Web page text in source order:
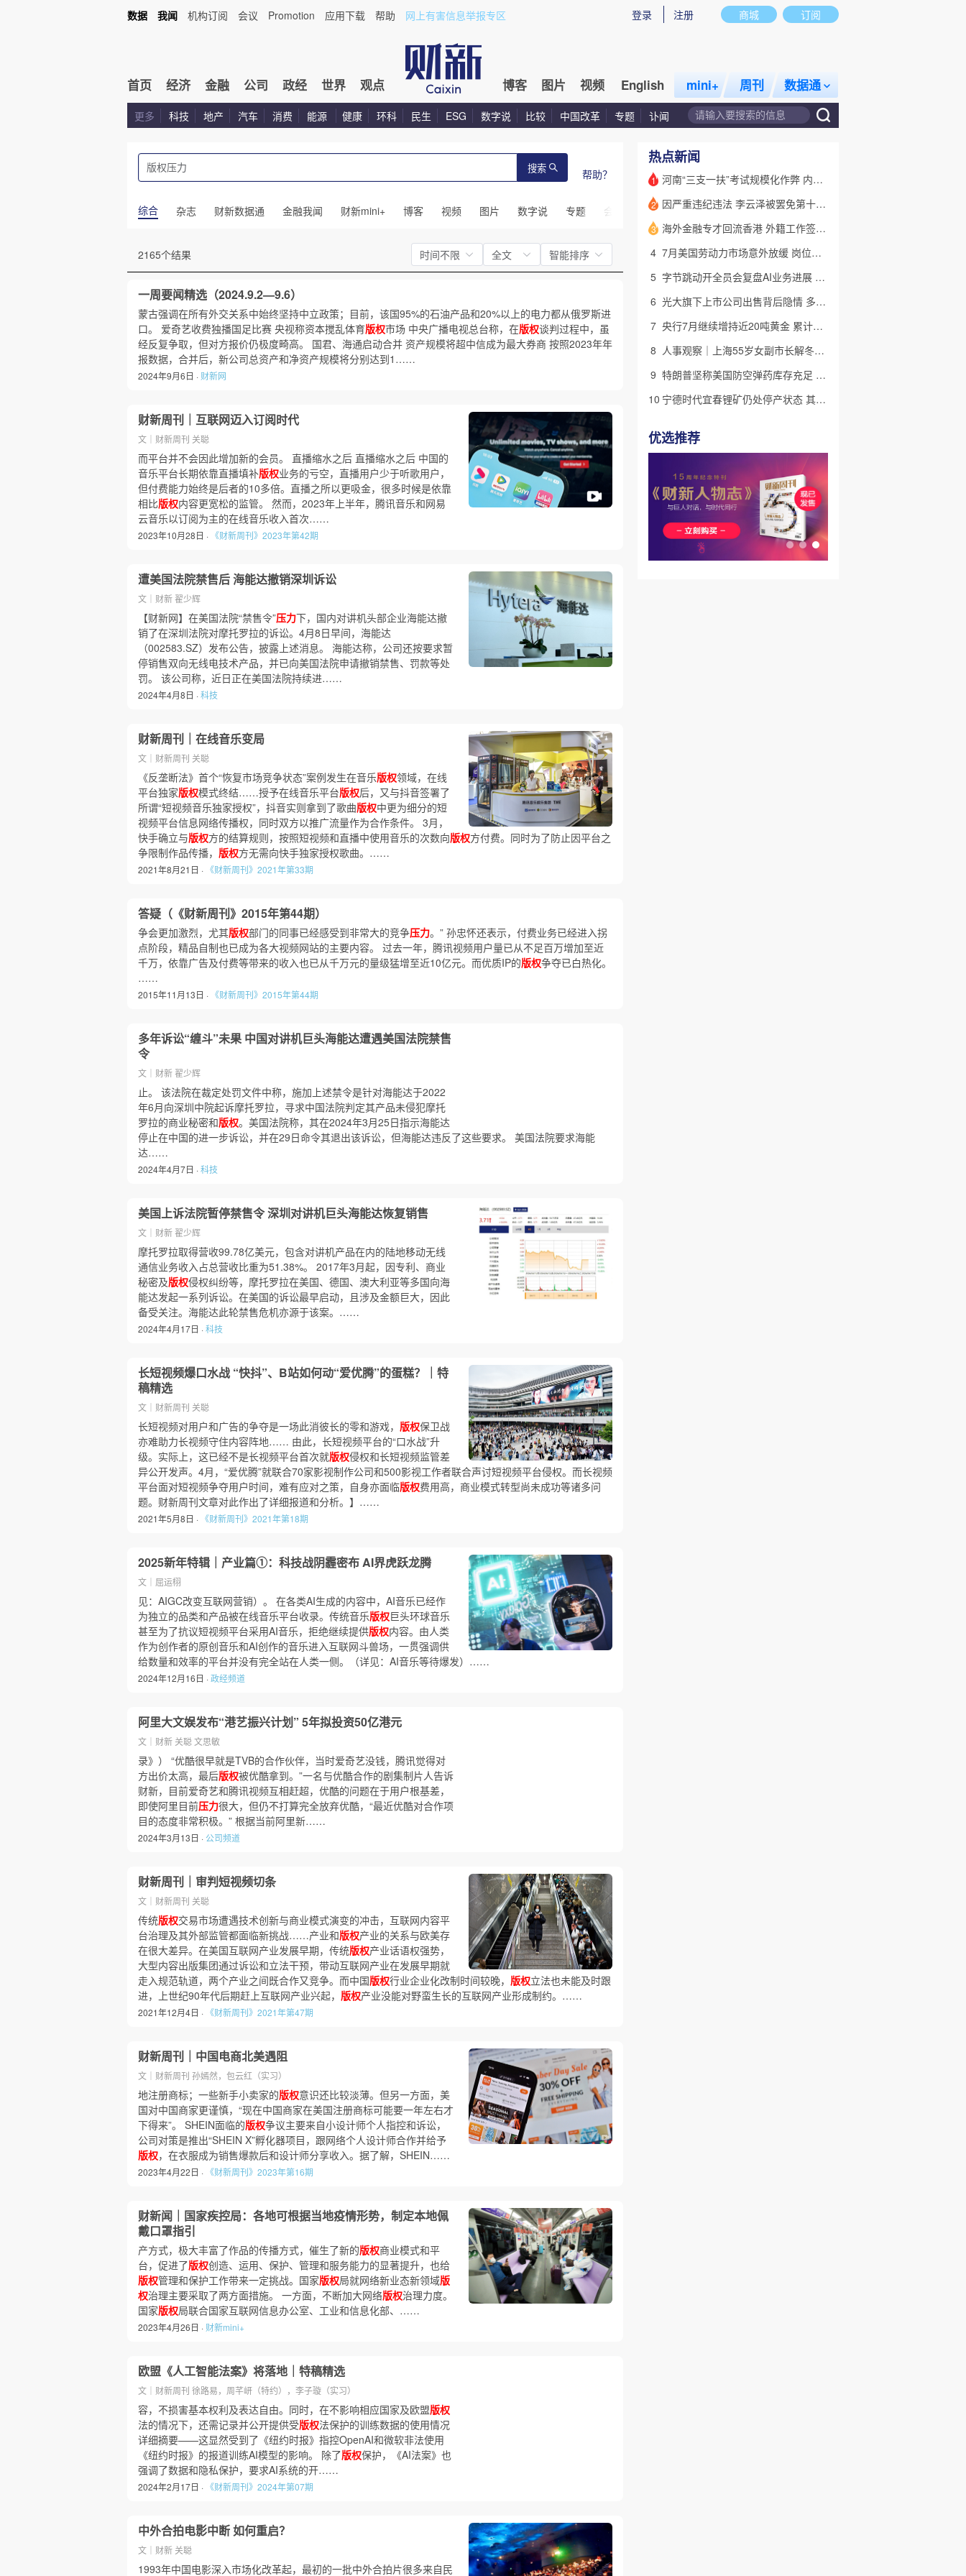
商城 订阅
登录 注册
数据 我闻 机构订阅 会议 Promotion 应用下载 帮助 网上有害信息举报专区
首页 经济 金融 公司 政经 世界 观点 博客 图片 视频 English mini+ 周刊 数据通
更多 科技 地产 汽车 消费 能源 健康 环科 民生 ESG 数字说 比较 中国改革 专题 讣闻
搜索 帮助？
综合 杂志 财新数据通 金融我闻 财新mini+ 博客 视频 图片 数字说 专题 会议 话题 特别呈现 私房课
2165个结果 时间不限 全文 智能排序
一周要闻精选（2024.9.2—9.6）
蒙古强调在所有外交关系中始终坚持中立政策；目前，该国95%的石油产品和20%以上的电力都从俄罗斯进
口。 爱奇艺收费独播国足比赛 央视称资本搅乱体育版权市场 中央广播电视总台称，在版权谈判过程中，虽
经反复争取，但对方报价仍极度畸高。 国君、海通启动合并 资产规模将超中信成为最大券商 按照2023年年
报数据，合并后，新公司总资产和净资产规模将分别达到1……
2024年9月6日 · 财新网
财新周刊｜互联网迈入订阅时代
文｜财新周刊 关聪
而平台并不会因此增加新的会员。 直播缩水之后 直播缩水之后 中国的
音乐平台长期依靠直播填补版权业务的亏空，直播用户少于听歌用户，
但付费能力始终是后者的10多倍。直播之所以更吸金，很多时候是依靠
相比版权内容更宽松的监管。 然而，2023年上半年，腾讯音乐和网易
云音乐以订阅为主的在线音乐收入首次……
2023年10月28日 · 《财新周刊》2023年第42期
遭美国法院禁售后 海能达撤销深圳诉讼
文｜财新 翟少辉
【财新网】在美国法院“禁售令”压力下，国内对讲机头部企业海能达撤
销了在深圳法院对摩托罗拉的诉讼。4月8日早间，海能达
（002583.SZ）发布公告，披露上述消息。 海能达称，公司还按要求暂
停销售双向无线电技术产品，并已向美国法院申请撤销禁售、罚款等处
罚。 该公司称，近日正在美国法院持续进……
2024年4月8日 ·科技
财新周刊｜在线音乐变局
文｜财新周刊 关聪
《反垄断法》首个“恢复市场竞争状态”案例发生在音乐版权领域，在线
平台独家版权模式终结……授予在线音乐平台版权后，又与抖音签署了
所谓“短视频音乐独家授权”，抖音实则拿到了歌曲版权中更为细分的短
视频平台信息网络传播权，同时双方以推广流量作为合作条件。 3月，
快手确立与版权方的结算规则，按照短视频和直播中使用音乐的次数向版权方付费。同时为了防止因平台之
争限制作品传播， 版权方无需向快手独家授权歌曲。……
2021年8月21日 · 《财新周刊》2021年第33期
答疑（《财新周刊》2015年第44期）
争会更加激烈，尤其版权部门的同事已经感受到非常大的竞争压力。” 孙忠怀还表示，付费业务已经进入拐
点阶段，精品自制也已成为各大视频网站的主要内容。 过去一年，腾讯视频用户量已从不足百万增加至近
千万，依靠广告及付费等带来的收入也已从千万元的量级猛增至近10亿元。而优质IP的版权争夺已白热化。
……
2015年11月13日 · 《财新周刊》2015年第44期
多年诉讼“缠斗”未果 中国对讲机巨头海能达遭遇美国法院禁售
令
文｜财新 翟少辉
止。 该法院在裁定处罚文件中称，施加上述禁令是针对海能达于2022
年6月向深圳中院起诉摩托罗拉，寻求中国法院判定其产品未侵犯摩托
罗拉的商业秘密和版权。美国法院称，其在2024年3月25日指示海能达
停止在中国的进一步诉讼，并在29日命令其退出该诉讼，但海能达违反了这些要求。 美国法院要求海能
达……
2024年4月7日 ·科技
美国上诉法院暂停禁售令 深圳对讲机巨头海能达恢复销售
文｜财新 翟少辉
摩托罗拉取得营收99.78亿美元，包含对讲机产品在内的陆地移动无线
通信业务收入占总营收比重为51.38%。 2017年3月起，因专利、商业
秘密及版权侵权纠纷等，摩托罗拉在美国、德国、澳大利亚等多国向海
能达发起一系列诉讼。在美国的诉讼最早启动，且涉及金额巨大，因此
备受关注。海能达此轮禁售危机亦源于该案。……
2024年4月17日 ·科技
长短视频爆口水战 “快抖”、B站如何动“爱优腾”的蛋糕？｜特
稿精选
文｜财新周刊 关聪
长短视频对用户和广告的争夺是一场此消彼长的零和游戏， 版权保卫战
亦难助力长视频守住内容阵地…… 由此，长短视频平台的“口水战”升
级。实际上，这已经不是长视频平台首次就版权侵权和长短视频监管差
异公开发声。4月，“爱优腾”就联合70家影视制作公司和500影视工作者联合声讨短视频平台侵权。而长视频
平台面对短视频争夺用户时间，难有应对之策，自身亦面临版权费用高，商业模式转型尚未成功等诸多问
题。财新周刊文章对此作出了详细报道和分析。】……
2021年5月8日 · 《财新周刊》2021年第18期
2025新年特辑｜产业篇①：科技战阴霾密布 AI界虎跃龙腾
文｜屈运栩
见：AIGC改变互联网营销）。 在各类AI生成的内容中，AI音乐已经作
为独立的品类和产品被在线音乐平台收录。传统音乐版权巨头环球音乐
甚至为了抗议短视频平台采用AI音乐，拒绝继续提供版权内容。由人类
作为创作者的原创音乐和AI创作的音乐进入互联网斗兽场，一贯强调供
给数量和效率的平台并没有完全站在人类一侧。（详见：AI音乐等待爆发）……
2024年12月16日 ·政经频道
阿里大文娱发布“港艺振兴计划” 5年拟投资50亿港元
文｜财新 关聪 文思敏
录》） “优酷很早就是TVB的合作伙伴，当时爱奇艺没钱，腾讯觉得对
方出价太高，最后版权被优酷拿到。”一名与优酷合作的剧集制片人告诉
财新，目前爱奇艺和腾讯视频互相赶超，优酷的问题在于用户根基差，
即使阿里目前压力很大，但仍不打算完全放弃优酷，“最近优酷对合作项
目的态度非常积极。” 根据当前阿里新……
2024年3月13日 · 公司频道
财新周刊｜审判短视频切条
文｜财新周刊 关聪
传统版权交易市场遭遇技术创新与商业模式演变的冲击，互联网内容平
台治理及其外部监管都面临新挑战……产业和版权产业的关系与欧美存
在很大差异。在美国互联网产业发展早期，传统版权产业话语权强势，
大型内容出版集团通过诉讼和立法干预，带动互联网产业在发展早期就
走入规范轨道，两个产业之间既合作又竞争。而中国版权行业企业化改制时间较晚， 版权立法也未能及时跟
进，上世纪90年代后期赶上互联网产业兴起， 版权产业没能对野蛮生长的互联网产业形成制约。……
2021年12月4日 · 《财新周刊》2021年第47期
财新周刊｜中国电商北美遇阻
文｜财新周刊 孙嫣然，包云红（实习）
地注册商标；一些新手小卖家的版权意识还比较淡薄。但另一方面，美
国对中国商家更谨慎，“现在中国商家在美国注册商标可能要一年左右才
下得来”。 SHEIN面临的版权争议主要来自小设计师个人指控和诉讼，
公司对策是推出“SHEIN X”孵化器项目，跟网络个人设计师合作并给予
版权，在衣服成为销售爆款后和设计师分享收入。据了解，SHEIN……
2023年4月22日 · 《财新周刊》2023年第16期
财新闻｜国家疾控局：各地可根据当地疫情形势，制定本地佩
戴口罩指引
产方式，极大丰富了作品的传播方式，催生了新的版权商业模式和平
台，促进了版权创造、运用、保护、管理和服务能力的显著提升，也给
版权管理和保护工作带来一定挑战。国家版权局就网络新业态新领域版
权治理主要采取了两方面措施。 一方面，不断加大网络版权治理力度。
国家版权局联合国家互联网信息办公室、工业和信息化部、……
2023年4月26日 · 财新mini+
欧盟《人工智能法案》将落地｜特稿精选
文｜财新周刊 徐路易，周芊岍（特约），李子璇（实习）
容，不损害基本权利及表达自由。同时，在不影响相应国家及欧盟版权
法的情况下，还需记录并公开提供受版权法保护的训练数据的使用情况
详细摘要——这显然受到了《纽约时报》指控OpenAI和微软非法使用
《纽约时报》的报道训练AI模型的影响。 除了版权保护，《AI法案》也
强调了数据和隐私保护，要求AI系统的开……
2024年2月17日 · 《财新周刊》2024年第07期
中外合拍电影中断 如何重启？
文｜财新 关聪
1993年中国电影深入市场化改革起，最初的一批中外合拍片很多来自民
热点新闻
1 河南“三支一扶”考试规模化作弊 内外勾结提前获取试卷
2 因严重违纪违法 李云泽被罢免第十四届全国人大代表职务
3
海外金融专才回流香港 外籍工作签证翻倍
4
7月美国劳动力市场意外放缓 岗位减少2.3万个失业率降至4.1%
5
字节跳动开全员会复盘AI业务进展 称大模型被海外竞对拉开差距
6
光大旗下上市公司出售背后隐情 多人卷入医疗腐败案被查
7
央行7月继续增持近20吨黄金 累计储备超过7600万盎司
8
人事观察｜上海55岁女副市长解冬进京 候任中国侨联副主席
9
特朗普坚称美国防空弹药库存充足 但不会向乌克兰提供更多
10
宁德时代宜春锂矿仍处停产状态 其动向影响国内锂资源供需格局
优选推荐